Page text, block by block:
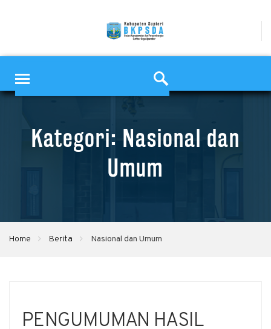
Kategori: Nasional dan
Umum
Home Berita Nasional dan Umum
PENGUMUMAN HASIL